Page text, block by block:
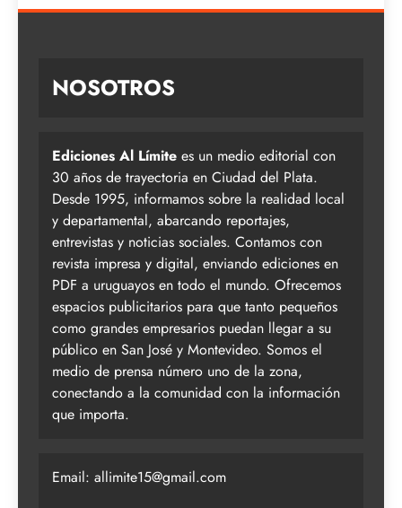
NOSOTROS
Ediciones Al Límite es un medio editorial con
30 años de trayectoria en Ciudad del Plata.
Desde 1995, informamos sobre la realidad local
y departamental, abarcando reportajes,
entrevistas y noticias sociales. Contamos con
revista impresa y digital, enviando ediciones en
PDF a uruguayos en todo el mundo. Ofrecemos
espacios publicitarios para que tanto pequeños
como grandes empresarios puedan llegar a su
público en San José y Montevideo. Somos el
medio de prensa número uno de la zona,
conectando a la comunidad con la información
que importa.
Email: allimite15@gmail.com